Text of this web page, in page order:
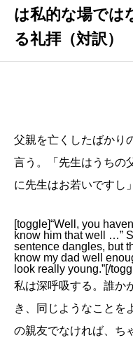
は私的な場では
る礼拝（対訳）
父親を亡くしたばかり
言う。「先生はうちの
に先生はお若いですし」
[toggle]“Well, you
know him that well …”
sentence dangles, but
know my dad well
look really young.”[/
私は深呼吸する。誰か
き、同じようなことを
の親友でなければ、ち